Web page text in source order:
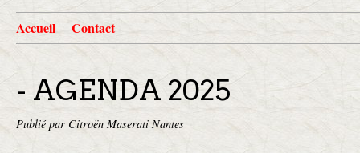
Accueil Contact
- AGENDA 2025
Publié par Citroën Maserati Nantes